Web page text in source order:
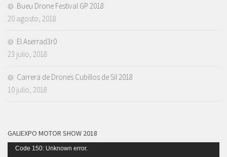
Bueu Drone Festival GP 2018
20 agosto, 2018
El Aserrad3r0
23 julio, 2018
Carrera de Drones Cubillos de Sil 2018
10 julio, 2018
GALIEXPO MOTOR SHOW 2018
Reproductor
Code 150: Unknown error.